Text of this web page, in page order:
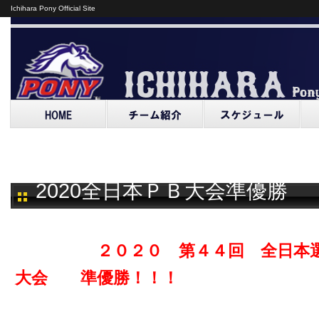
Ichihara Pony Official Site
2020全日本ＰＢ大会準優勝
２０２０ 第４４回 全日本選手
大会 準優勝！！！